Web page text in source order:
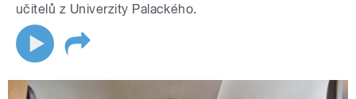
učitelů z Univerzity Palackého.